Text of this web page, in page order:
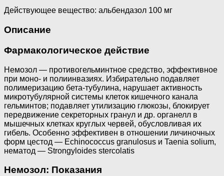
Действующее вещество: альбендазол 100 мг
Описание
Фармакологическое действие
Немозол — противогельминтное средство, эффективное
при моно- и полиинвазиях. Избирательно подавляет
полимеризацию бета-тубулина, нарушает активность
микротубулярной системы клеток кишечного канала
гельминтов; подавляет утилизацию глюкозы, блокирует
передвижение секреторных гранул и др. органелл в
мышечных клетках круглых червей, обусловливая их
гибель. Особенно эффективен в отношении личиночных
форм цестод — Echinococcus granulosus и Taenia solium,
нематод — Strongyloides stercolatis
Немозол: Показания